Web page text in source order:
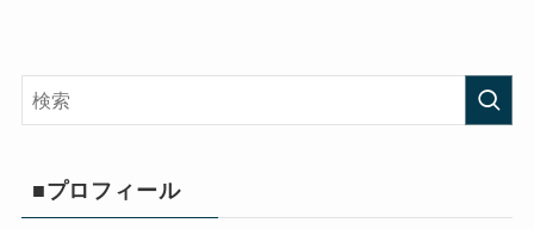
■プロフィール